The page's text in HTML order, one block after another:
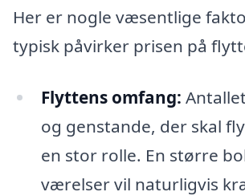
Her er nogle væsentlige
typisk påvirker prisen på
Flyttens omfang:
og genstande, der skal
en stor rolle. En større
værelser vil naturligvis